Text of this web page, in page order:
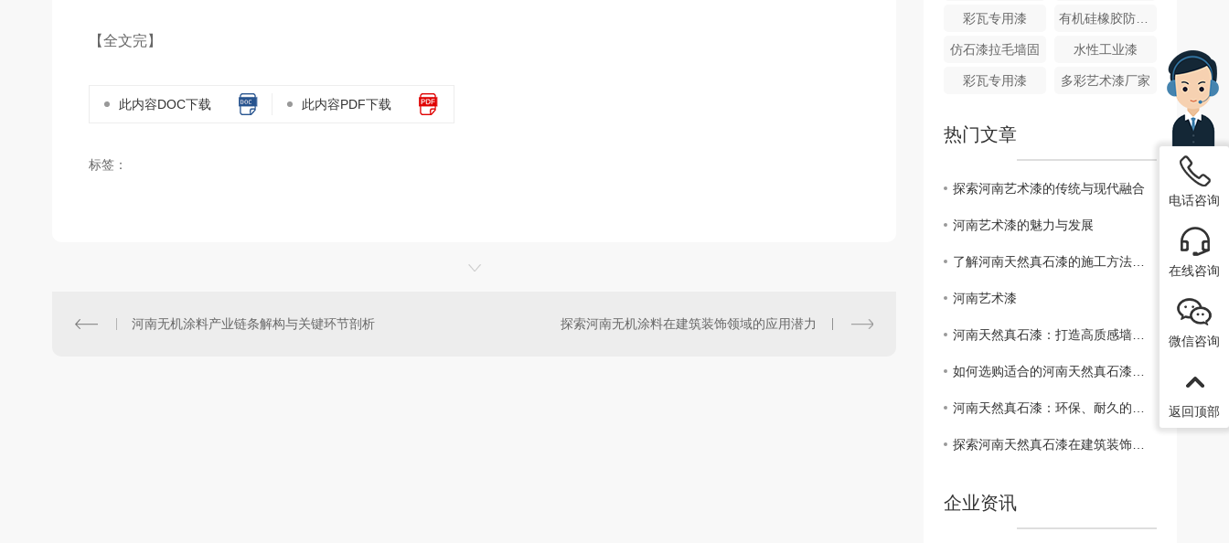
【全文完】
此内容DOC下载 此内容PDF下载
标签：
河南无机涂料产业链条解构与关键环节剖析 探索河南无机涂料在建筑装饰领域的应用潜力
彩瓦专用漆 有机硅橡胶防水涂料
仿石漆拉毛墙固 水性工业漆
彩瓦专用漆 多彩艺术漆厂家
热门文章
探索河南艺术漆的传统与现代融合
河南艺术漆的魅力与发展
了解河南天然真石漆的施工方法与技巧
河南艺术漆
河南天然真石漆：打造高质感墙面的....
如何选购适合的河南天然真石漆？指南详解
河南天然真石漆：环保、耐久的新选择
探索河南天然真石漆在建筑装饰中的应用
企业资讯
电话咨询
在线咨询
微信咨询
返回顶部